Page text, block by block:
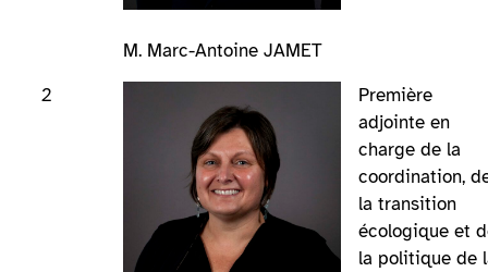
M. Marc-Antoine JAMET
2
Première
adjointe en
charge de la
coordination,
la transition
écologique et
la politique de